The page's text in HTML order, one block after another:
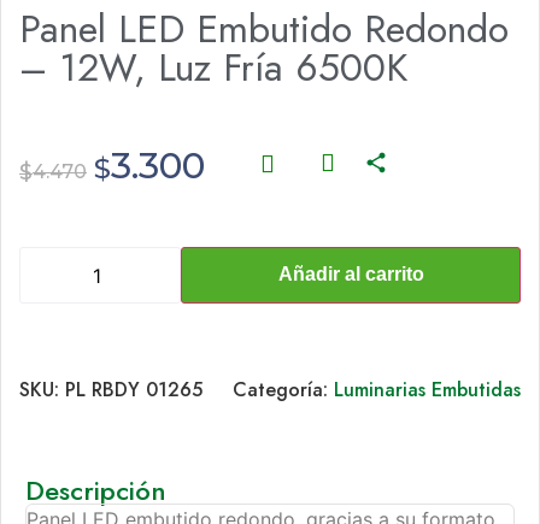
Panel LED Embutido Redondo
– 12W, Luz Fría 6500K
$4.470 $3.300
Añadir al carrito
SKU: PL RBDY 01265 Categoría: Luminarias Embutidas
Descripción
Panel LED embutido redondo, gracias a su formato